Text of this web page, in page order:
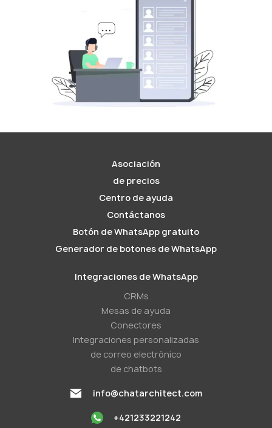
Asociación
de precios
Centro de ayuda
Contáctanos
Botón de WhatsApp gratuito
Generador de botones de WhatsApp
Integraciones de WhatsApp
CRMs
Mesas de ayuda
Conectores
Integraciones personalizadas
de correo electrónico
de chatbots
info@chatarchitect.com
+421233221242